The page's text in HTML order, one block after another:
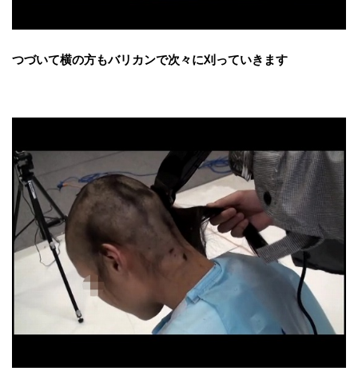
つづいて横の方もバリカンで次々に刈っていきます